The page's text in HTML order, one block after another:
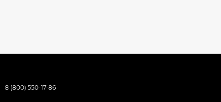
8 (800) 550-17-86